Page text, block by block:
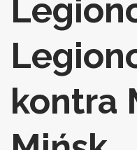
kontra